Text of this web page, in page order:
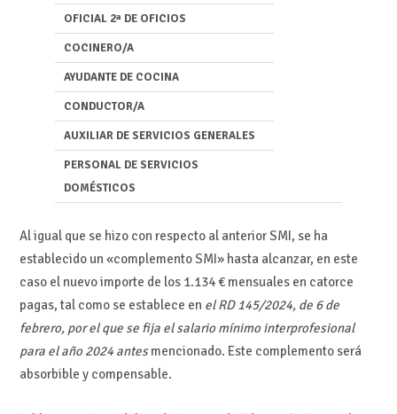
OFICIAL 2ª DE OFICIOS
COCINERO/A
AYUDANTE DE COCINA
CONDUCTOR/A
AUXILIAR DE SERVICIOS GENERALES
PERSONAL DE SERVICIOS
DOMÉSTICOS
Al igual que se hizo con respecto al anterior SMI, se ha
establecido un «complemento SMI» hasta alcanzar, en este
caso el nuevo importe de los 1.134 € mensuales en catorce
pagas, tal como se establece en el RD 145/2024, de 6 de
febrero, por el que se fija el salario mínimo interprofesional
para el año 2024 antesmencionado. Este complemento será
absorbible y compensable.